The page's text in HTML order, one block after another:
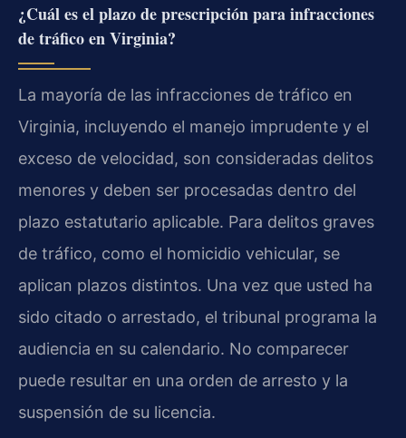
¿Cuál es el plazo de prescripción para infracciones
de tráfico en Virginia?
La mayoría de las infracciones de tráfico en
Virginia, incluyendo el manejo imprudente y el
exceso de velocidad, son consideradas delitos
menores y deben ser procesadas dentro del
plazo estatutario aplicable. Para delitos graves
de tráfico, como el homicidio vehicular, se
aplican plazos distintos. Una vez que usted ha
sido citado o arrestado, el tribunal programa la
audiencia en su calendario. No comparecer
puede resultar en una orden de arresto y la
suspensión de su licencia.